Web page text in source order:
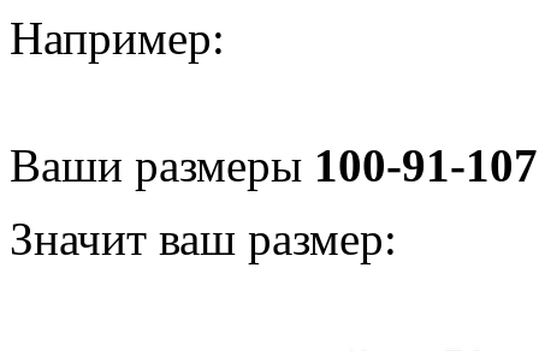
Например:
Ваши размеры 100-91-107
Значит ваш размер: